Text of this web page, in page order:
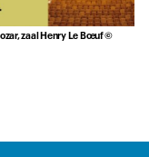
zaal Henry Le Bœuf ©